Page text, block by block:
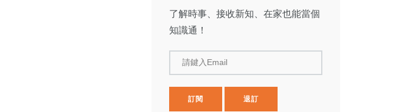
了解時事、接收新知、在家也能當個
知識通！
請鍵入Email
訂閱 退訂